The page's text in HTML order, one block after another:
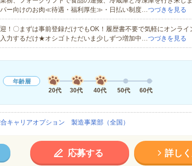
ー向けのお肉≪待遇・福利厚生≫・日払い制度…つづきを見る
！〇まずは事前登録だけでもOK！履歴書不要で気軽にオンライ
力するだけ★オシゴトただいま少しずつ増加中…つづきを見る
年齢層
20代
30代 40代 50代 60代
キャリアオプション 製造事業部（全国）
応募する 詳し